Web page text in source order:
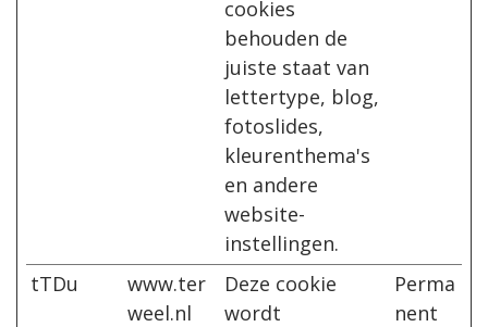
cookies
behouden de
juiste staat van
lettertype, blog,
fotoslides,
kleurenthema's
en andere
website-
instellingen.
tTDu
www.ter
weel.nl
Deze cookie
wordt
Perma
nent